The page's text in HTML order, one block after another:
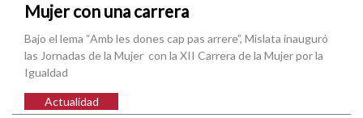
Mujer con una carrera
Bajo el lema “Amb les dones cap pas arrere”, Mislata inauguró
las Jornadas de la Mujer con la XII Carrera de la Mujer por la
Igualdad
Actualidad